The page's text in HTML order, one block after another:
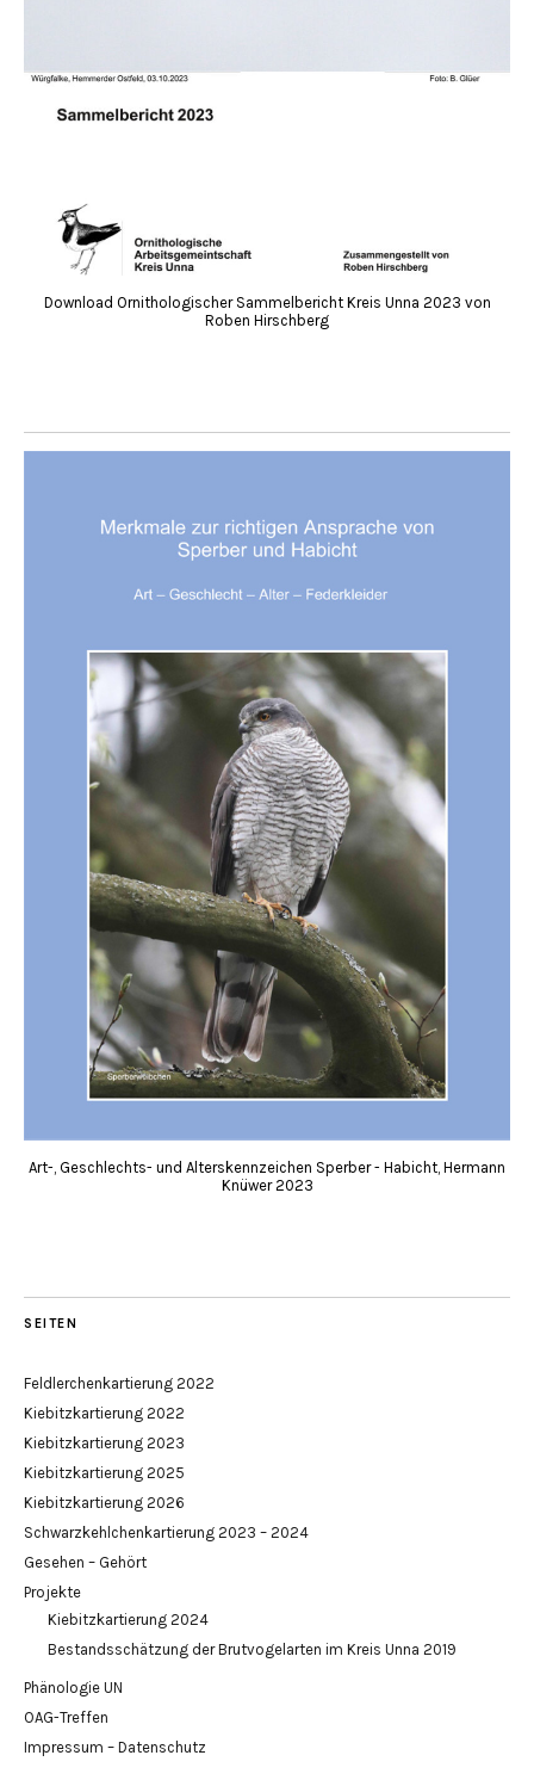
Download Ornithologischer Sammelbericht Kreis Unna 2023 von
Roben Hirschberg
Art-, Geschlechts- und Alterskennzeichen Sperber - Habicht, Hermann
Knüwer 2023
SEITEN
Feldlerchenkartierung 2022
Kiebitzkartierung 2022
Kiebitzkartierung 2023
Kiebitzkartierung 2025
Kiebitzkartierung 2026
Schwarzkehlchenkartierung 2023 – 2024
Gesehen – Gehört
Projekte
Kiebitzkartierung 2024
Bestandsschätzung der Brutvogelarten im Kreis Unna 2019
Phänologie UN
OAG-Treffen
Impressum – Datenschutz